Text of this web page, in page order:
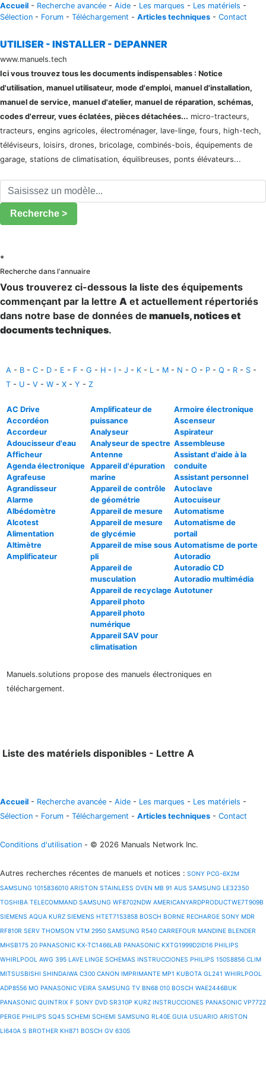
Accueil - Recherche avancée - Aide - Les marques - Les matériels -
Sélection - Forum - Téléchargement - Articles techniques - Contact
UTILISER - INSTALLER - DEPANNER
www.manuels.tech
Ici vous trouvez tous les documents indispensables : Notice
d'utilisation, manuel utilisateur, mode d'emploi, manuel d'installation,
manuel de service, manuel d'atelier, manuel de réparation, schémas,
codes d'erreur, vues éclatées, pièces détachées... micro-tracteurs,
tracteurs, engins agricoles, électroménager, lave-linge, fours, high-tech,
téléviseurs, loisirs, drones, bricolage, combinés-bois, équipements de
garage, stations de climatisation, équilibreuses, ponts élévateurs...
Recherche >
*
Recherche dans l'annuaire
Vous trouverez ci-dessous la liste des équipements
commençant par la lettre A et actuellement répertoriés
dans notre base de données de manuels, notices et
documents techniques.
A - B - C - D - E - F - G - H - I - J - K - L - M - N - O - P - Q - R - S -
T - U - V - W - X - Y - Z
AC Drive
Accordéon
Accordeur
Adoucisseur d'eau
Afficheur
Agenda électronique
Agrafeuse
Agrandisseur
Alarme
Albédomètre
Alcotest
Alimentation
Altimètre
Amplificateur
Amplificateur de
puissance
Analyseur
Analyseur de spectre
Antenne
Appareil d'épuration
marine
Appareil de contrôle
de géométrie
Appareil de mesure
Appareil de mesure
de glycémie
Appareil de mise sous
pli
Appareil de
musculation
Appareil de recyclage
Appareil photo
Appareil photo
numérique
Appareil SAV pour
climatisation
Armoire électronique
Ascenseur
Aspirateur
Assembleuse
Assistant d'aide à la
conduite
Assistant personnel
Autoclave
Autocuiseur
Automatisme
Automatisme de
portail
Automatisme de porte
Autoradio
Autoradio CD
Autoradio multimédia
Autotuner
Manuels.solutions propose des manuels électroniques en
téléchargement.
Liste des matériels disponibles - Lettre A
Accueil - Recherche avancée - Aide - Les marques - Les matériels -
Sélection - Forum - Téléchargement - Articles techniques - Contact
Conditions d'utilisation - © 2026 Manuals Network Inc.
Autres recherches récentes de manuels et notices : SONY PCG-6X2M
SAMSUNG 1015836010 ARISTON STAINLESS OVEN MB 91 AUS SAMSUNG LE32350
TOSHIBA TELECOMMAND SAMSUNG WF8702NDW AMERICANYARDPRODUCTWE7T909B
SIEMENS AQUA KURZ SIEMENS HTET7153858 BOSCH BORNE RECHARGE SONY MDR
RF810R SERV THOMSON VTM 2950 SAMSUNG R540 CARREFOUR MANDINE BLENDER
MHSB175 20 PANASONIC KX-TC1466LAB PANASONIC KXTG1999D2ID16 PHILIPS
WHIRLPOOL AWG 395 LAVE LINGE SCHEMAS INSTRUCCIONES PHILIPS 150S8856 CLIM
MITSUSBISHI SHINDAIWA C300 CANON IMPRIMANTE MP1 KUBOTA GL241 WHIRLPOOL
ADP8556 MO PANASONIC VEIRA SAMSUNG TV BN68 010 BOSCH WAE2446BUK
PANASONIC QUINTRIX F SONY DVD SR310P KURZ INSTRUCCIONES PANASONIC VP7722
PERGE PHILIPS SQ45 SCHEMI SCHEMI SAMSUNG RL40E GUIA USUARIO ARISTON
LI640A S BROTHER KH871 BOSCH GV 630S